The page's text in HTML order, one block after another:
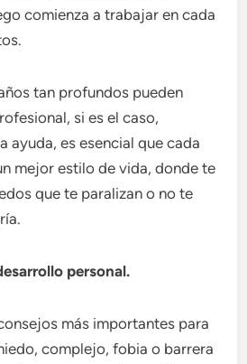
comienza a trabajar en cada
tan profundos pueden
si es el caso,
ayuda, es esencial que cada
mejor estilo de vida, donde te
que te paralizan o no te
personal.
más importantes para
complejo, fobia o barrera